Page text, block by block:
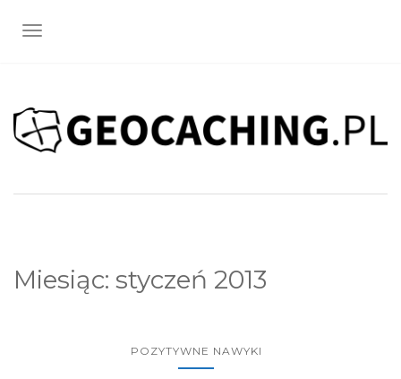
TOGGLE NAVIGATION
Miesiąc: styczeń 2013
POZYTYWNE NAWYKI